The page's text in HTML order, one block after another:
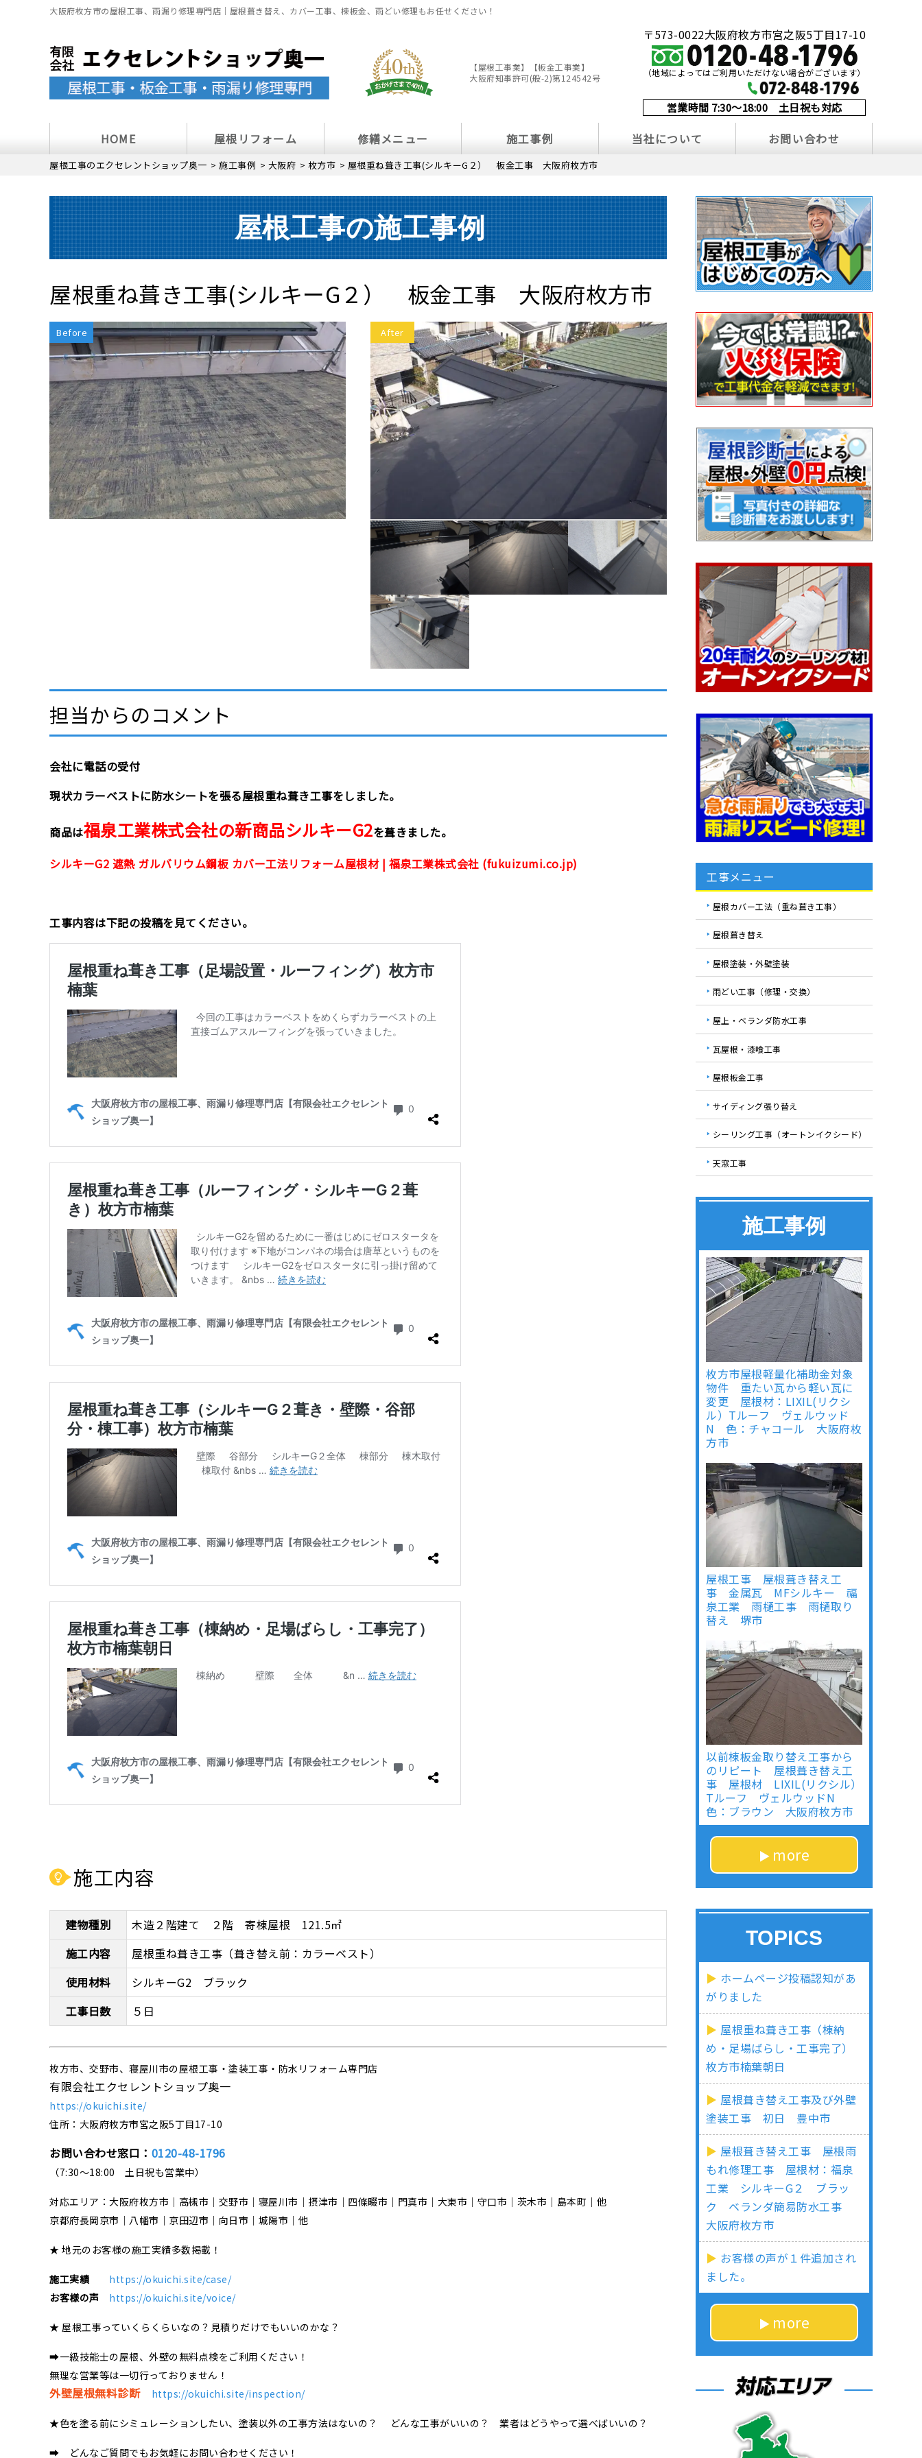
大阪府枚方市の屋根工事、雨漏り修理専門店｜屋根葺き替え、カバー工事、棟板金、雨どい修理もお任せください！
【屋根工事業】【板金工事業】
大阪府知事許可(般-2)第124542号
〒573-0022大阪府枚方市宮之阪5丁目17-10
（地域によってはご利用いただけない場合がございます）
営業時間 7:30～18:00 土日祝も対応
HOME 屋根リフォーム 修繕メニュー 施工事例 当社について お問い合わせ
屋根工事のエクセレントショップ奥一 > 施工事例 > 大阪府 > 枚方市 > 屋根重ね葺き工事(シルキーG２） 板金工事 大阪府枚方市
屋根工事の施工事例
屋根重ね葺き工事(シルキーG２） 板金工事 大阪府枚方市
Before After
担当からのコメント
会社に電話の受付
現状カラーベストに防水シートを張る屋根重ね葺き工事をしました。
商品は福泉工業株式会社の新商品シルキーG2を葺きました。
シルキーG2 遮熱 ガルバリウム鋼板 カバー工法リフォーム屋根材 | 福泉工業株式会社 (fukuizumi.co.jp)
工事内容は下記の投稿を見てください。
施工内容
建物種別
木造２階建て ２階 寄棟屋根 121.5㎡
施工内容
屋根重ね葺き工事（葺き替え前：カラーベスト）
使用材料
シルキーG2 ブラック
工事日数
５日
枚方市、交野市、寝屋川市の屋根工事・塗装工事・防水リフォーム専門店
有限会社エクセレントショップ奥一
https://okuichi.site/
住所：大阪府枚方市宮之阪5丁目17-10
お問い合わせ窓口： 0120-48-1796
（7:30～18:00 土日祝も営業中）
対応エリア：大阪府枚方市｜高槻市｜交野市｜寝屋川市｜摂津市｜四條畷市｜門真市｜大東市｜守口市｜茨木市｜島本町｜他
京都府長岡京市｜八幡市｜京田辺市｜向日市｜城陽市｜他
★ 地元のお客様の施工実績多数掲載！
施工実績
https://okuichi.site/case/
お客様の声
https://okuichi.site/voice/
★ 屋根工事っていくらくらいなの？見積りだけでもいいのかな？
➡一級技能士の屋根、外壁の無料点検をご利用ください！
無理な営業等は一切行っておりません！
外壁屋根無料診断 https://okuichi.site/inspection/
★色を塗る前にシミュレーションしたい、塗装以外の工事方法はないの？ どんな工事がいいの？ 業者はどうやって選べばいいの？
➡ どんなご質問でもお気軽にお問い合わせください！
工事メニュー
屋根カバー工法（重ね葺き工事）
屋根葺き替え
屋根塗装・外壁塗装
雨どい工事（修理・交換）
屋上・ベランダ防水工事
瓦屋根・漆喰工事
屋根板金工事
サイディング張り替え
シーリング工事（オートンイクシード）
天窓工事
施工事例
枚方市屋根軽量化補助金対象
物件 重たい瓦から軽い瓦に
変更 屋根材：LIXIL(リクシ
ル）Tルーフ ヴェルウッド
N 色：チャコール 大阪府枚
方市
屋根工事 屋根葺き替え工
事 金属瓦 MFシルキー 福
泉工業 雨樋工事 雨樋取り
替え 堺市
以前棟板金取り替え工事から
のリピート 屋根葺き替え工
事 屋根材 LIXIL(リクシル）
Tルーフ ヴェルウッドN
色：ブラウン 大阪府枚方市
more
TOPICS
ホームページ投稿認知があ
がりました
屋根重ね葺き工事（棟納
め・足場ばらし・工事完了）
枚方市楠葉朝日
屋根葺き替え工事及び外壁
塗装工事 初日 豊中市
屋根葺き替え工事 屋根雨
もれ修理工事 屋根材：福泉
工業 シルキーG２ ブラッ
ク ベランダ簡易防水工事
大阪府枚方市
お客様の声が１件追加され
ました。
more